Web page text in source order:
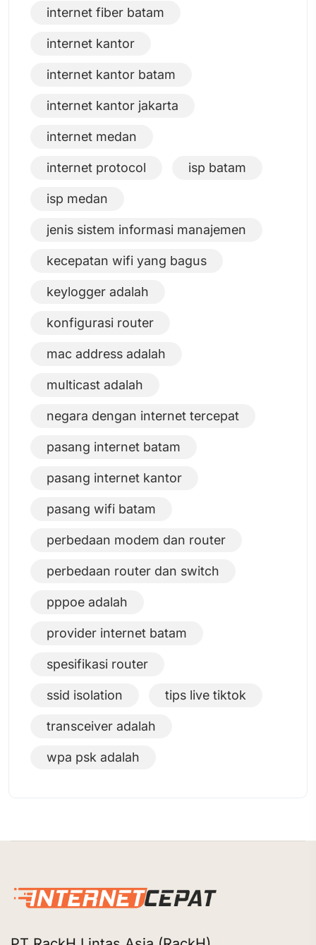
internet fiber batam
internet kantor
internet kantor batam
internet kantor jakarta
internet medan
internet protocol isp batam
isp medan
jenis sistem informasi manajemen
kecepatan wifi yang bagus
keylogger adalah
konfigurasi router
mac address adalah
multicast adalah
negara dengan internet tercepat
pasang internet batam
pasang internet kantor
pasang wifi batam
perbedaan modem dan router
perbedaan router dan switch
pppoe adalah
provider internet batam
spesifikasi router
ssid isolation tips live tiktok
transceiver adalah
wpa psk adalah